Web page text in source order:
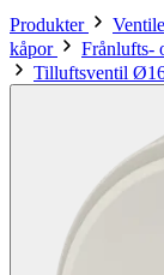
Produkter
kåpor
Frånlufts-
Tilluftsventil